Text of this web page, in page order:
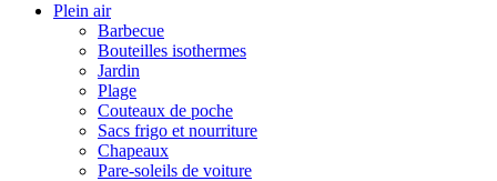
Plein air
Barbecue
Bouteilles isothermes
Jardin
Plage
Couteaux de poche
Sacs frigo et nourriture
Chapeaux
Pare-soleils de voiture